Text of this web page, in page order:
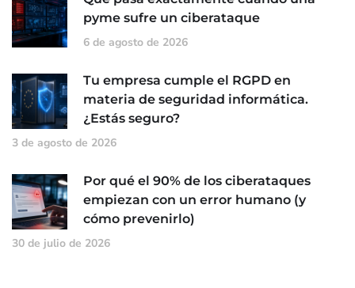
pyme sufre un ciberataque
6 de agosto de 2026
Tu empresa cumple el RGPD en
materia de seguridad informática.
¿Estás seguro?
3 de agosto de 2026
Por qué el 90% de los ciberataques
empiezan con un error humano (y
cómo prevenirlo)
30 de julio de 2026